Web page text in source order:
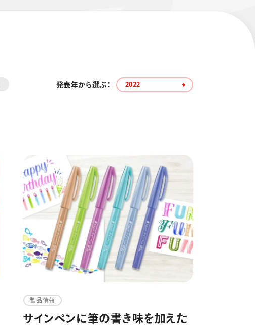
発表年から選ぶ： 2022
製品情報
サインペンに筆の書き味を加えた